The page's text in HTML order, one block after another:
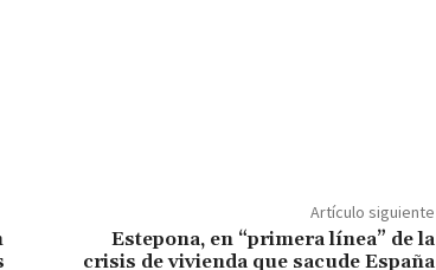
Artículo siguiente
Estepona, en “primera línea” de la
crisis de vivienda que sacude España